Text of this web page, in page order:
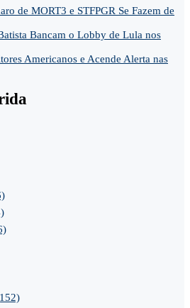
de MORT3 e STFPGR Se Fazem de
Bancam o Lobby de Lula nos
Americanos e Acende Alerta nas